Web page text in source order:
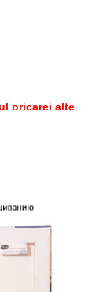
oricarei alte